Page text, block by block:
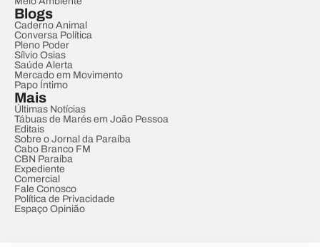
Blogs
Caderno Animal
Conversa Política
Pleno Poder
Sílvio Osias
Saúde Alerta
Mercado em Movimento
Papo Íntimo
Mais
Últimas Notícias
Tábuas de Marés em João Pessoa
Editais
Sobre o Jornal da Paraíba
Cabo Branco FM
CBN Paraíba
Expediente
Comercial
Fale Conosco
Política de Privacidade
Espaço Opinião